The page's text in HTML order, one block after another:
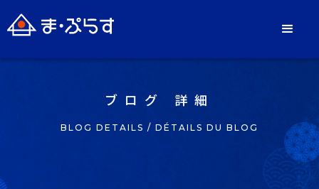
ブログ 詳細
BLOG DETAILS / DÉTAILS DU BLOG